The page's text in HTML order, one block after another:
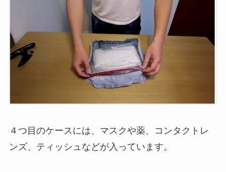
４つ目のケースには、マスクや薬、コンタクトレ
ンズ、ティッシュなどが入っています。